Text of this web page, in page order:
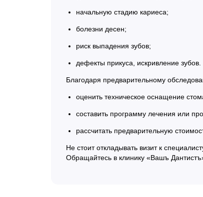
начальную стадию кариеса;
болезни десен;
риск выпадения зубов;
дефекты прикуса, искривление зубов.
Благодаря предварительному
оценить техническое оснащение
составить программу лечения или
рассчитать предварительную
Не стоит откладывать визит к
Обращайтесь в клинику «Вашъ